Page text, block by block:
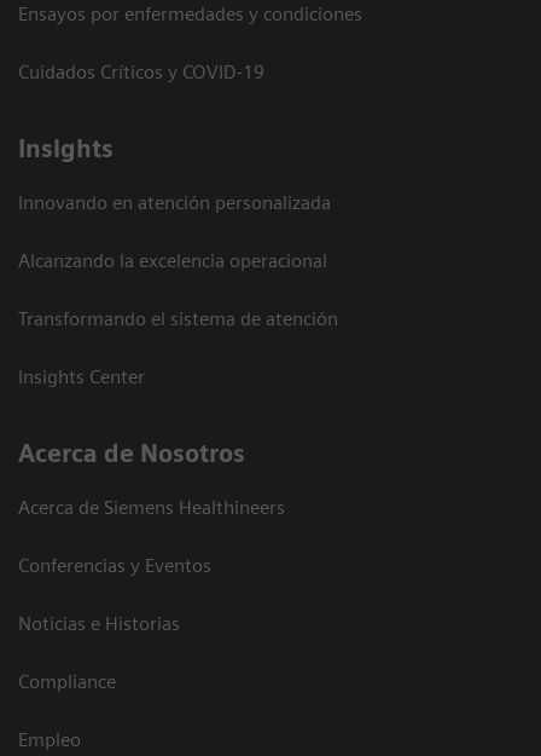
Ensayos por enfermedades y condiciones
Cuidados Críticos y COVID-19
Insights
Innovando en atención personalizada
Alcanzando la excelencia operacional
Transformando el sistema de atención
Insights Center
Acerca de Nosotros
Acerca de Siemens Healthineers
Conferencias y Eventos
Noticias e Historias
Compliance
Empleo